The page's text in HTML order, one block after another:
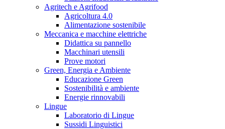
Agritech e Agrifood
Agricoltura 4.0
Alimentazione sostenibile
Meccanica e macchine elettriche
Didattica su pannello
Macchinari utensili
Prove motori
Green, Energia e Ambiente
Educazione Green
Sostenibilità e ambiente
Energie rinnovabili
Lingue
Laboratorio di Lingue
Sussidi Linguistici